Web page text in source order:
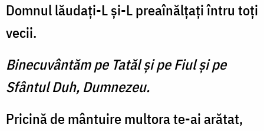
Domnul lăudaţi-L şi-L preaînălţaţi întru toţi
vecii.
Binecuvântăm pe Tatăl şi pe Fiul şi pe
Sfântul Duh, Dumnezeu.
Pricină de mântuire multora te-ai arătat,